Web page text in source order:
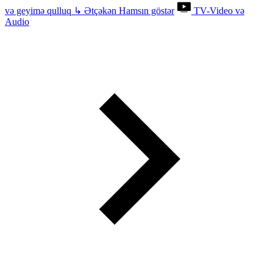
və geyimə qulluq ↳ Ətçəkən Hamsın göstər
TV-Video və
Audio